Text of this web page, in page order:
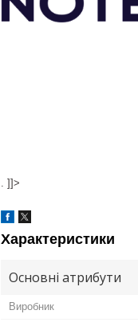
. ]]>
Характеристики
Основні атрибути
Виробник